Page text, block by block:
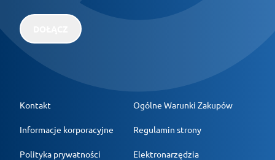
Kontakt
Informacje korporacyjne
Polityka prywatności
Ogólne Warunki Zakupów
Regulamin strony
Elektronarzędzia